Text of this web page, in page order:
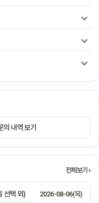
의 내역 보기
전체보기
선택 외) 2026-08-06(목)